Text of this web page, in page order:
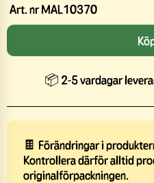
Art. nrMAL10370
📦 2-5 vardagar
🍫 Förändringar i
Kontrollera därför alltid
originalförpackningen.